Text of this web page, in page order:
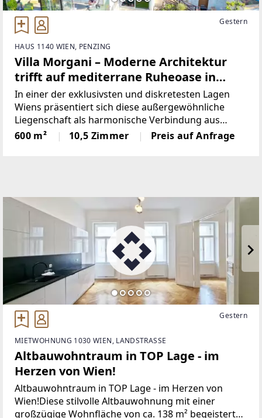
Gestern
HAUS 1140 WIEN, PENZING
Villa Morgani – Moderne Architektur
trifft auf mediterrane Ruheoase in
absoluter Privatsphäre
In einer der exklusivsten und diskretesten Lagen
Wiens präsentiert sich diese außergewöhnliche
Liegenschaft als harmonische Verbindung aus
moderner Architektur und mediterranem Stil.
Eingebettet in eine ruhige, grüne Hanglage mit
600 m² 10,5 Zimmer Preis auf Anfrage
Gestern
MIETWOHNUNG 1030 WIEN, LANDSTRASSE
Altbauwohntraum in TOP Lage - im
Herzen von Wien!
Altbauwohntraum in TOP Lage - im Herzen von
Wien!Diese stilvolle Altbauwohnung mit einer
großzügige Wohnfläche von ca. 138 m² begeistert